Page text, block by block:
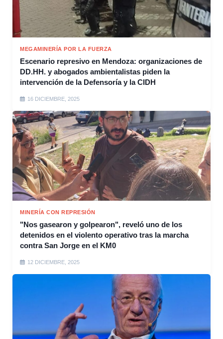
MEGAMINERÍA POR LA FUERZA
Escenario represivo en Mendoza: organizaciones de
DD.HH. y abogados ambientalistas piden la
intervención de la Defensoría y la CIDH
16 DICIEMBRE, 2025
MINERÍA CON REPRESIÓN
"Nos gasearon y golpearon", reveló uno de los
detenidos en el violento operativo tras la marcha
contra San Jorge en el KM0
12 DICIEMBRE, 2025